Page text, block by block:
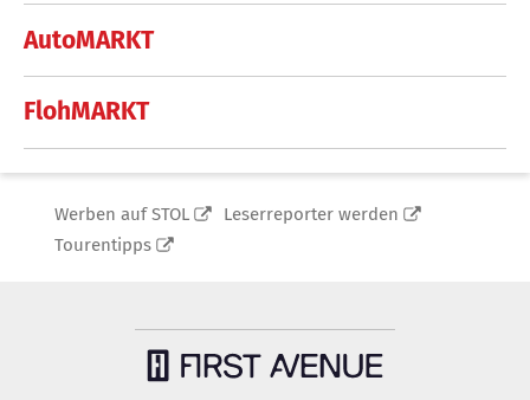
AutoMARKT
FlohMARKT
Werben auf STOL
Leserreporter werden
Tourentipps